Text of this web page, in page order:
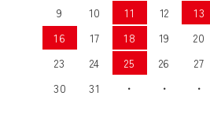
9
10 11 12 13
16
17 18 19 20
23
24 25 26 27
30
31 ・ ・ ・